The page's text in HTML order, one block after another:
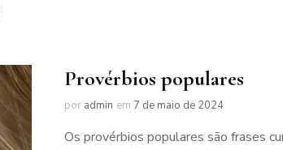
Provérbios populares
por admin em 7 de maio de 2024
Os provérbios populares são frases